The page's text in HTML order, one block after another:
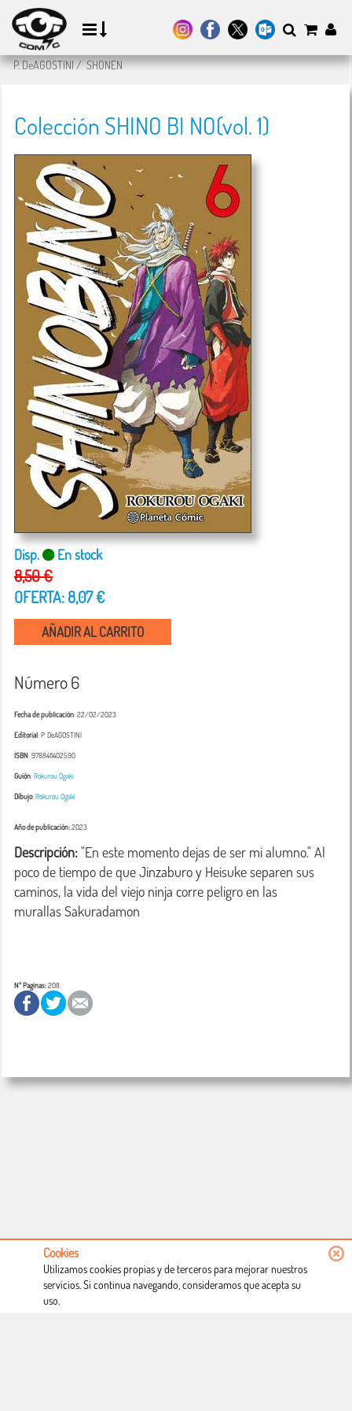
P. DeAGOSTINI/SHONEN
Colección SHINO BI NO(vol. 1)
Disp. En stock
8,50 €
OFERTA: 8,07 €
AÑADIR AL CARRITO
Número 6
Fecha de publicación: 22/02/2023
Editorial: P. DeAGOSTINI
ISBN: 9788411402590
Guión:Rokurou Ogaki
Dibujo:Rokurou Ogaki
Año de publicación:2023
Descripción: "En este momento dejas de ser mi alumno." Al
poco de tiempo de que Jinzaburo y Heisuke separen sus
caminos, la vida del viejo ninja corre peligro en las
murallas Sakuradamon
Nº Paginas:208
Condiciones de uso
Cookies
Utilizamos cookies propias y de terceros para mejorar nuestros
servicios. Si continua navegando, consideramos que acepta su
uso.